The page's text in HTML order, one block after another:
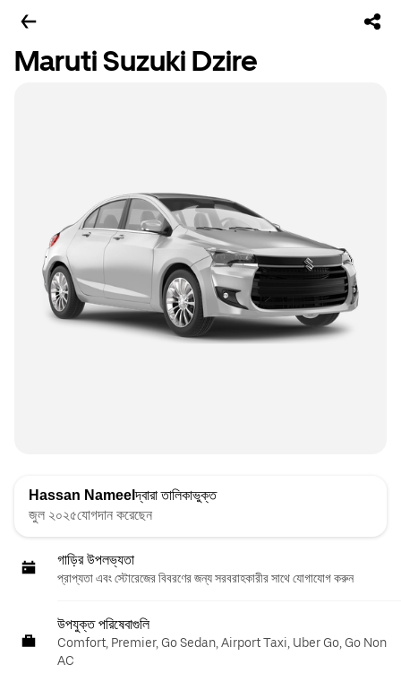
Maruti Suzuki Dzire
Hassan Nameelদ্বারা তালিকাভুক্ত
জুল ২০২৫যোগদান করেছেন
গাড়ির উপলভ্যতা
প্রাপ্যতা এবং স্টোরেজের বিবরণের জন্য সরবরাহকারীর সাথে যোগাযোগ করুন
উপযুক্ত পরিষেবাগুলি
Comfort, Premier, Go Sedan, Airport Taxi, Uber Go, Go Non
AC